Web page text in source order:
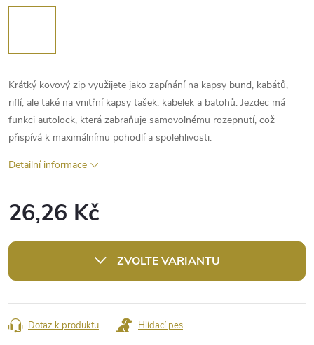
Krátký kovový zip využijete jako zapínání na kapsy bund, kabátů,
riflí, ale také na vnitřní kapsy tašek, kabelek a batohů. Jezdec má
funkci autolock, která zabraňuje samovolnému rozepnutí, což
přispívá k maximálnímu pohodlí a spolehlivosti.
Detailní informace
26,26 Kč
cena:
ZVOLTE VARIANTU
Dotaz k produktu Hlídací pes